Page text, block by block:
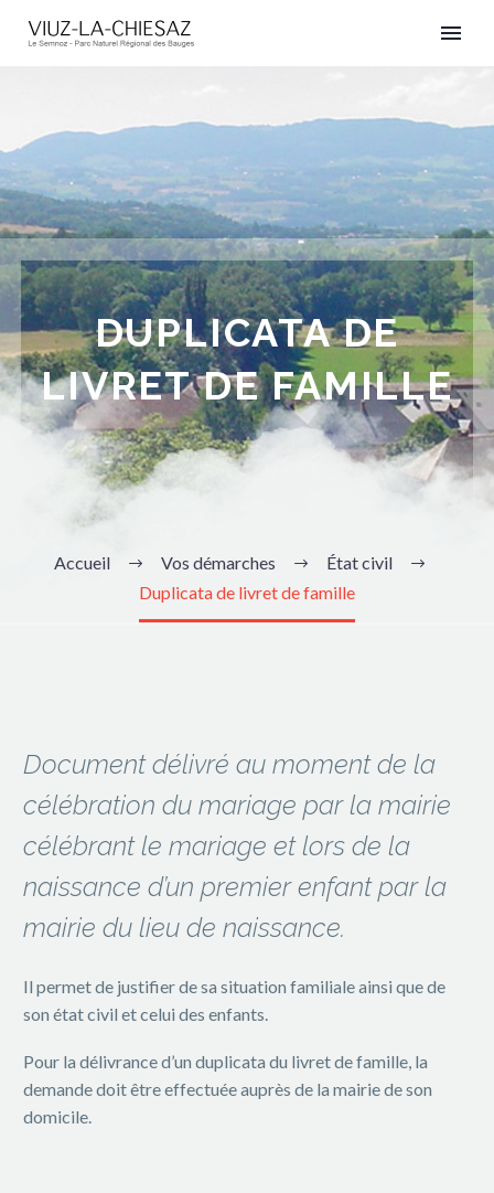
DUPLICATA DE
LIVRET DE FAMILLE
Accueil Vos démarches
État civil
Duplicata de livret de famille
Document délivré au moment de la
célébration du mariage par la mairie
célébrant le mariage et lors de la
naissance d’un premier enfant par la
mairie du lieu de naissance.
Il permet de justifier de sa situation familiale ainsi que de
son état civil et celui des enfants.
Pour la délivrance d’un duplicata du livret de famille, la
demande doit être effectuée auprès de la mairie de son
domicile.